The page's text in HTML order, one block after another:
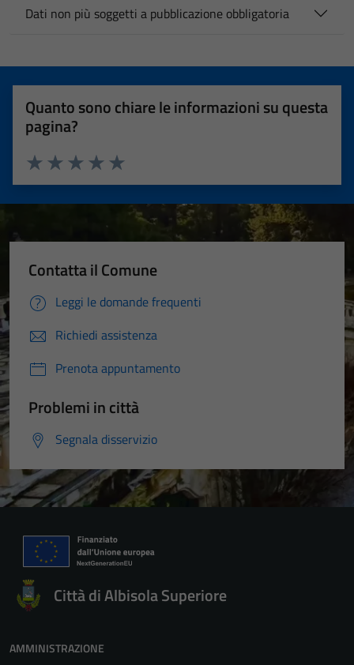
Dati non più soggetti a pubblicazione obbligatoria
Quanto sono chiare le informazioni su questa
pagina?
Valuta 5 stelle su 5
Valuta 4 stelle su 5
Valuta 3 stelle su 5
Valuta 2 stelle su 5
Valuta 1 stelle su 5
Contatta il Comune
Leggi le domande frequenti
Richiedi assistenza
Prenota appuntamento
Problemi in città
Segnala disservizio
Città di Albisola Superiore
AMMINISTRAZIONE